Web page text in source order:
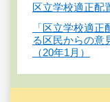
区立学校適正配
「区立学校適
る区民からの意
（20年1月）